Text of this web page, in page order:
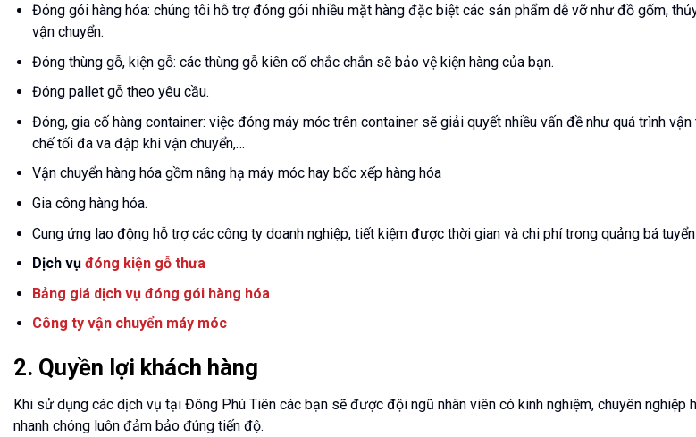
Đóng gói hàng hóa: chúng tôi hỗ trợ đóng gói nhiều mặt hàng đặc biệt các sản phẩm dễ vỡ như đồ gốm,
vận chuyển.
Đóng thùng gỗ, kiện gỗ: các thùng gỗ kiên cố chắc chắn sẽ bảo vệ kiện hàng của bạn.
Đóng pallet gỗ theo yêu cầu.
Đóng, gia cố hàng container: việc đóng máy móc trên container sẽ giải quyết nhiều vấn đề như quá trình
chế tối đa va đập khi vận chuyển,…
Vận chuyển hàng hóa gồm nâng hạ máy móc hay bốc xếp hàng hóa
Gia công hàng hóa.
Cung ứng lao động hỗ trợ các công ty doanh nghiệp, tiết kiệm được thời gian và chi phí trong quảng bá
Dịch vụ đóng kiện gỗ thưa
Bảng giá dịch vụ đóng gói hàng hóa
Công ty vận chuyển máy móc
2. Quyền lợi khách hàng
Khi sử dụng các dịch vụ tại Đông Phú Tiên các bạn sẽ được đội ngũ nhân viên có kinh nghiệm, chuyên
nhanh chóng luôn đảm bảo đúng tiến độ.